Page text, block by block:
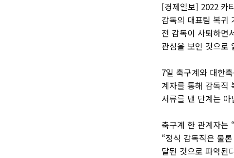
[경제일보] 2022 카
감독의 대표팀 복귀
전 감독이 사퇴하면
관심을 보인 것으로
7일 축구계와 대한
계자를 통해 감독직
서류를 낸 단계는
축구계 한 관계자는
“정식 감독직은 물
달된 것으로 파악된